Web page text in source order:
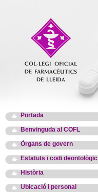
Portada
Benvinguda al COFL
Òrgans de govern
Estatuts i codi deontològic
Història
Ubicació i personal